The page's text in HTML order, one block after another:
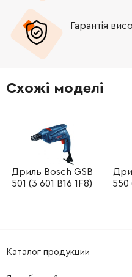
Гарантія
Схожі моделі
Дриль Bosch GSB
501 (3 601 B16 1F8)
550
Каталог продукции